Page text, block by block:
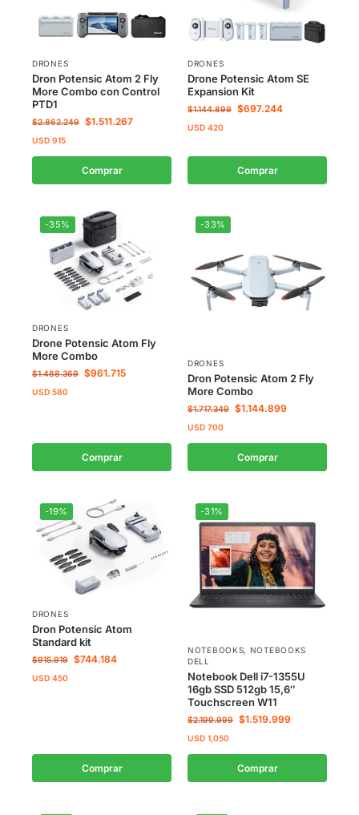
DRONES
Dron Potensic Atom 2 Fly
More Combo con Control
PTD1
$2.862.249 $1.511.267
USD 915
Comprar
DRONES
Drone Potensic Atom SE
Expansion Kit
$1.144.899 $697.244
USD 420
Comprar
-35%
DRONES
Drone Potensic Atom Fly
More Combo
$1.488.369 $961.715
USD 580
Comprar
-33%
DRONES
Dron Potensic Atom 2 Fly
More Combo
$1.717.349 $1.144.899
USD 700
Comprar
-19%
DRONES
Dron Potensic Atom
Standard kit
$915.919 $744.184
USD 450
Comprar
-31%
NOTEBOOKS, NOTEBOOKS
DELL
Notebook Dell i7-1355U
16gb SSD 512gb 15,6″
Touchscreen W11
$2.199.999 $1.519.999
USD 1,050
Comprar